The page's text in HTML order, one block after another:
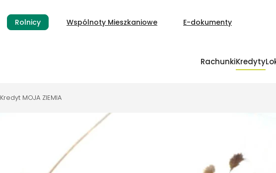
Rolnicy Wspólnoty Mieszkaniowe E-dokumenty
RachunkiKredyty
Kredyt MOJA ZIEMIA